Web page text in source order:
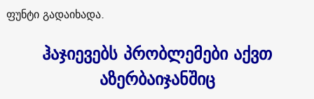
ფუნტი გადაიხადა.
ჰაჯიევებს პრობლემები აქვთ
აზერბაიჯანშიც